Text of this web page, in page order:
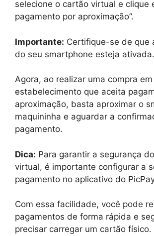
selecione o cartão virtual e clique
pagamento por aproximação”.
Importante: Certifique-se de que
do seu smartphone esteja ativada.
Agora, ao realizar uma compra em
estabelecimento que aceita
aproximação, basta aproximar o
maquininha e aguardar a
pagamento.
Dica: Para garantir a segurança
virtual, é importante configurar a
pagamento no aplicativo do
Com essa facilidade, você pode
pagamentos de forma rápida e
precisar carregar um cartão físico.